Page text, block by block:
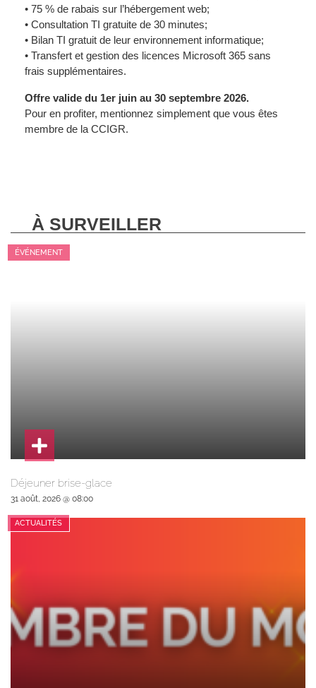
• 75 % de rabais sur l’hébergement web;
• Consultation TI gratuite de 30 minutes;
• Bilan TI gratuit de leur environnement informatique;
• Transfert et gestion des licences Microsoft 365 sans
frais supplémentaires.
Offre valide du 1er juin au 30 septembre 2026.
Pour en profiter, mentionnez simplement que vous êtes
membre de la CCIGR.
À SURVEILLER
ÉVÉNEMENT
Déjeuner brise-glace
31 août, 2026 @ 08:00
ACTUALITÉS